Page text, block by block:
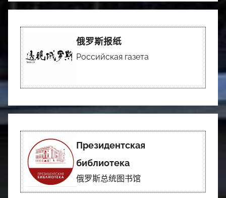
俄罗斯报纸
Российская газета
Президентская
библиотека
俄罗斯总统图书馆